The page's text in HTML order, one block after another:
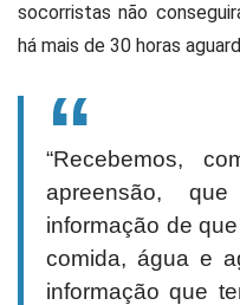
socorristas não
há mais de 30 horas
“Recebemos,
apreensão,
informação de
comida, água e
informação que